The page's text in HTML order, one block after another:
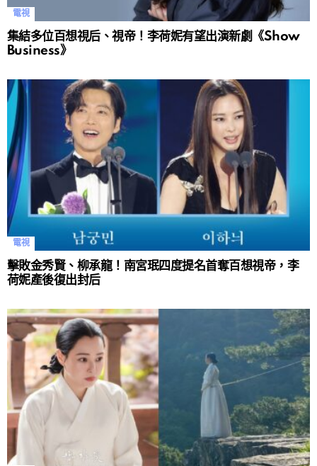
電視
集結多位百想視后、視帝！李荷妮有望出演新劇《Show
Business》
電視
擊敗金秀賢、柳承龍！南宮珉四度提名首奪百想視帝，李
荷妮產後復出封后